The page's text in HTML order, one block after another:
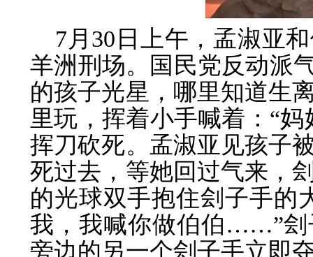
7月30日上午，孟淑亚
羊洲刑场。国民党反动派
的孩子光星，哪里知道生
里玩，挥着小手喊着：“
挥刀砍死。孟淑亚见孩子
死过去，等她回过气来，
的光球双手抱住刽子手的
我，我喊你做伯伯……”刽
旁边的另一个刽子手立即